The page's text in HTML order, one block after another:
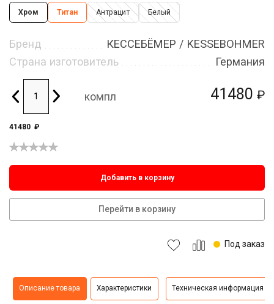
41480 ₽
Хром Титан Антрацит Белый
Бренд
КЕССЕБЁМЕР / KESSEBOHMER
Страна изготовитель
Германия
компл
41480 ₽
Добавить в корзину
Перейти в корзину
Под заказ
Описание товара Характеристики Техническая информация